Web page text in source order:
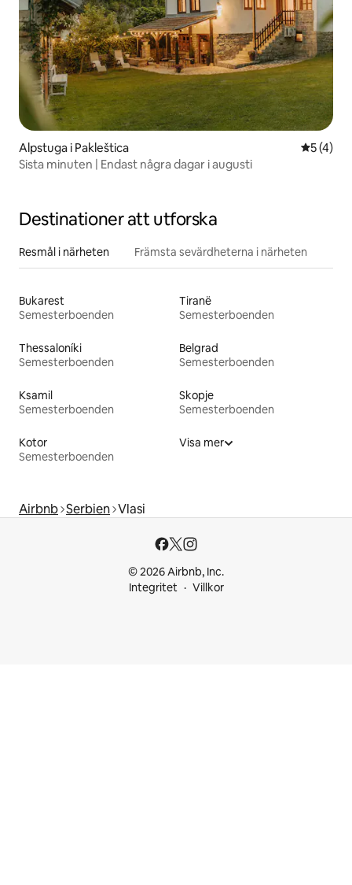
Alpstuga i Pakleštica 5 av 5 i
5 (4)
Sista minuten | Endast några dagar i augusti
Destinationer att utforska
Resmål i närheten Främsta sevärdheterna i närheten
Bukarest
Semesterboenden
Tiranë
Semesterboenden
Thessaloníki
Semesterboenden
Belgrad
Semesterboenden
Ksamil
Semesterboenden
Skopje
Semesterboenden
Kotor
Semesterboenden
Visa mer
Airbnb Serbien Vlasi
© 2026 Airbnb, Inc.
Integritet
Villkor